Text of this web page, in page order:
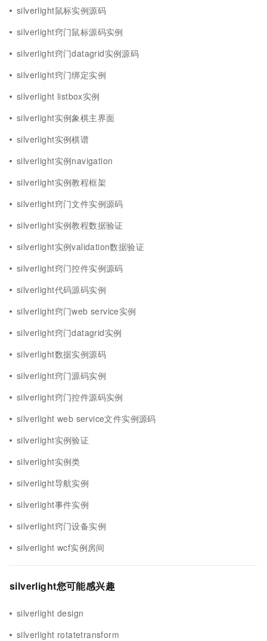
silverlight鼠标实例源码
silverlight窍门鼠标源码实例
silverlight窍门datagrid实例源码
silverlight窍门绑定实例
silverlight listbox实例
silverlight实例象棋主界面
silverlight实例棋谱
silverlight实例navigation
silverlight实例教程框架
silverlight窍门文件实例源码
silverlight实例教程数据验证
silverlight实例validation数据验证
silverlight窍门控件实例源码
silverlight代码源码实例
silverlight窍门web service实例
silverlight窍门datagrid实例
silverlight数据实例源码
silverlight窍门源码实例
silverlight窍门控件源码实例
silverlight web service文件实例源码
silverlight实例验证
silverlight实例类
silverlight导航实例
silverlight事件实例
silverlight窍门设备实例
silverlight wcf实例房间
silverlight您可能感兴趣
silverlight design
silverlight rotatetransform